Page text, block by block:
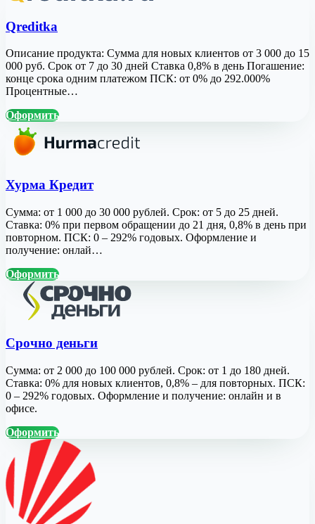
Qreditka
Описание продукта: Сумма для новых клиентов от 3 000 до 15
000 руб. Срок от 7 до 30 дней Ставка 0,8% в день Погашение:
конце срока одним платежом ПСК: от 0% до 292.000%
Процентные…
Оформить
Хурма Кредит
Сумма: от 1 000 до 30 000 рублей. Срок: от 5 до 25 дней.
Ставка: 0% при первом обращении до 21 дня, 0,8% в день при
повторном. ПСК: 0 – 292% годовых. Оформление и
получение: онлай…
Оформить
Срочно деньги
Сумма: от 2 000 до 100 000 рублей. Срок: от 1 до 180 дней.
Ставка: 0% для новых клиентов, 0,8% – для повторных. ПСК:
0 – 292% годовых. Оформление и получение: онлайн и в
офисе.
Оформить